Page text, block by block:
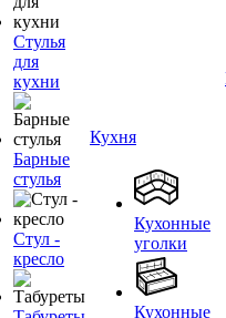
Стулья
для
кухни
Барные
стулья
Стул -
кресло
Кухня
Кухонные
уголки
Кухонные